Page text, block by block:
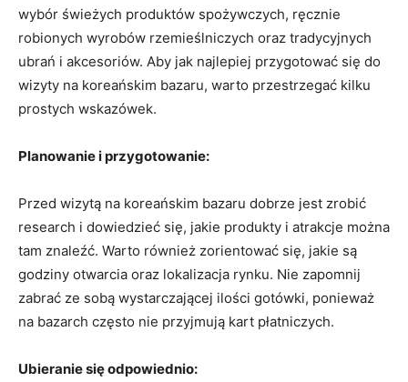
wybór⁢ świeżych‌ produktów spożywczych, ręcznie
⁢robionych ⁢wyrobów rzemieślniczych‍ oraz tradycyjnych
ubrań ​i akcesoriów. Aby jak ​najlepiej ‍przygotować się do
wizyty na koreańskim bazaru, ⁢warto ​przestrzegać kilku
prostych wskazówek.
Planowanie i przygotowanie:
Przed wizytą na koreańskim bazaru dobrze jest zrobić
research i dowiedzieć ‍się, jakie⁢ produkty i ‌atrakcje można
tam znaleźć. Warto również zorientować się,​ jakie są
godziny otwarcia oraz lokalizacja⁣ rynku. ⁤Nie zapomnij
zabrać ze sobą wystarczającej ilości⁢ gotówki, ‌ponieważ
na bazarch często nie przyjmują kart płatniczych.
Ubieranie się odpowiednio: